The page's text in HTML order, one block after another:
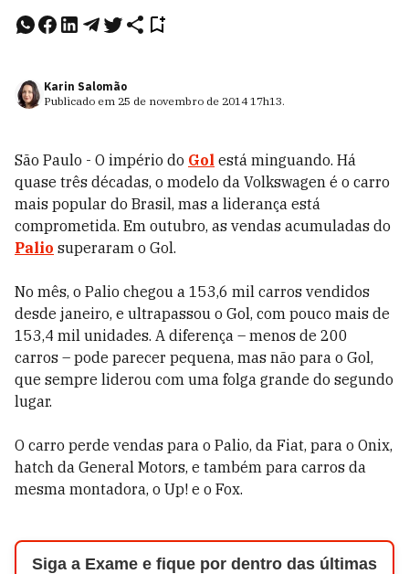
Karin Salomão
Publicado em 25 de novembro de 2014 17h13.
São Paulo - O império do Gol está minguando. Há
quase três décadas, o modelo da Volkswagen é o carro
mais popular do Brasil, mas a liderança está
comprometida. Em outubro, as vendas acumuladas do
Palio superaram o Gol.
No mês, o Palio chegou a 153,6 mil carros vendidos
desde janeiro, e ultrapassou o Gol, com pouco mais de
153,4 mil unidades. A diferença – menos de 200
carros – pode parecer pequena, mas não para o Gol,
que sempre liderou com uma folga grande do segundo
lugar.
O carro perde vendas para o Palio, da Fiat, para o Onix,
hatch da General Motors, e também para carros da
mesma montadora, o Up! e o Fox.
Siga a Exame e fique por dentro das últimas